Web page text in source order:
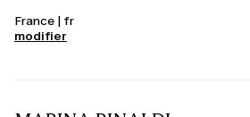
France | fr
modifier